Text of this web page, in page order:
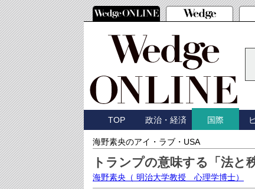
TOP 政治・経済 国際
海野素央のアイ・ラブ・USA
トランプの意味する「法と
海野素央 （ 明治大学教授 心理学博士）